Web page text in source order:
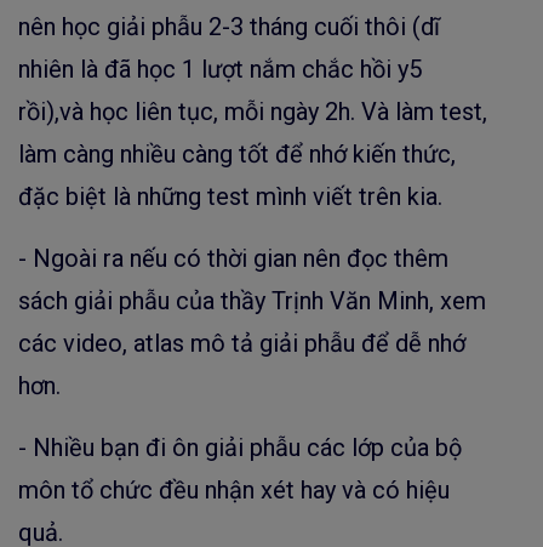
nên học giải phẫu 2-3 tháng cuối thôi (dĩ
nhiên là đã học 1 lượt nắm chắc hồi y5
rồi),và học liên tục, mỗi ngày 2h. Và làm test,
làm càng nhiều càng tốt để nhớ kiến thức,
đặc biệt là những test mình viết trên kia.
- Ngoài ra nếu có thời gian nên đọc thêm
sách giải phẫu của thầy Trịnh Văn Minh, xem
các video, atlas mô tả giải phẫu để dễ nhớ
hơn.
- Nhiều bạn đi ôn giải phẫu các lớp của bộ
môn tổ chức đều nhận xét hay và có hiệu
quả.